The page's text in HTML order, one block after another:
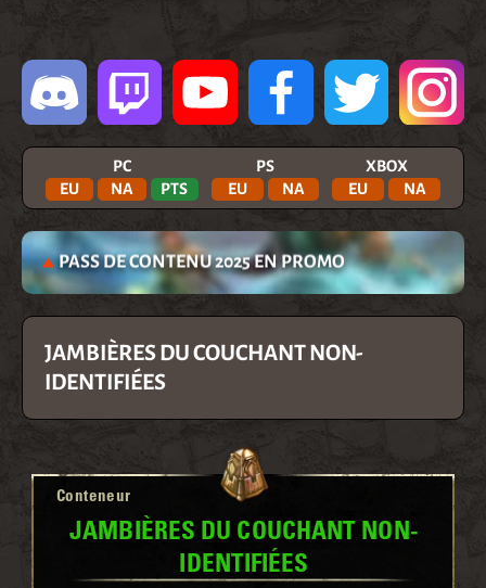
PC
EU
NA PTS
PS
EU
NA
XBOX
EU
NA
PASS DE CONTENU 2025 EN PROMO
JAMBIÈRES DU COUCHANT NON-
IDENTIFIÉES
Conteneur
JAMBIÈRES DU COUCHANT NON-
IDENTIFIÉES